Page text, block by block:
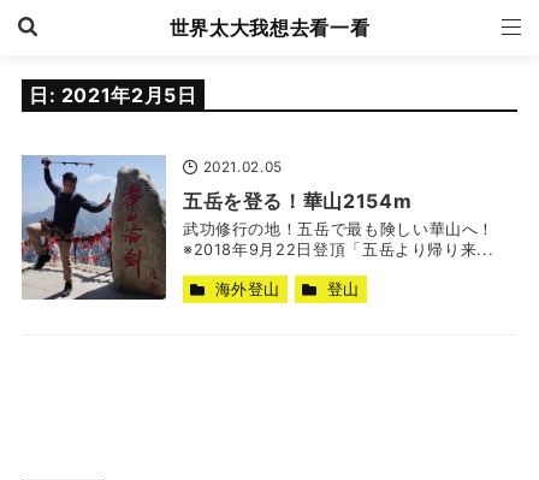
世界太大我想去看一看
日: 2021年2月5日
2021.02.05
五岳を登る！華山2154m
武功修行の地！五岳で最も険しい華山へ！
※2018年9月22日登頂「五岳より帰り来...
海外登山 登山